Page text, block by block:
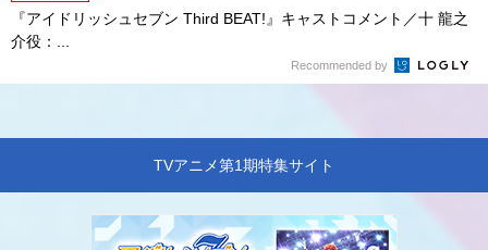
『アイドリッシュセブン Third BEAT!』キャストコメント／十 龍之
介役：...
Recommended by
TVアニメ第1期特集サイト